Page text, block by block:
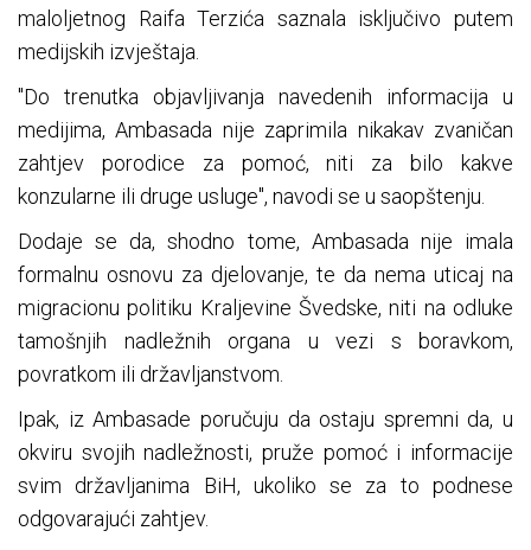
maloljetnog Raifa Terzića saznala isključivo putem
medijskih izvještaja.
"Do trenutka objavljivanja navedenih informacija u
medijima, Ambasada nije zaprimila nikakav zvaničan
zahtjev porodice za pomoć, niti za bilo kakve
konzularne ili druge usluge", navodi se u saopštenju.
Dodaje se da, shodno tome, Ambasada nije imala
formalnu osnovu za djelovanje, te da nema uticaj na
migracionu politiku Kraljevine Švedske, niti na odluke
tamošnjih nadležnih organa u vezi s boravkom,
povratkom ili državljanstvom.
Ipak, iz Ambasade poručuju da ostaju spremni da, u
okviru svojih nadležnosti, pruže pomoć i informacije
svim državljanima BiH, ukoliko se za to podnese
odgovarajući zahtjev.